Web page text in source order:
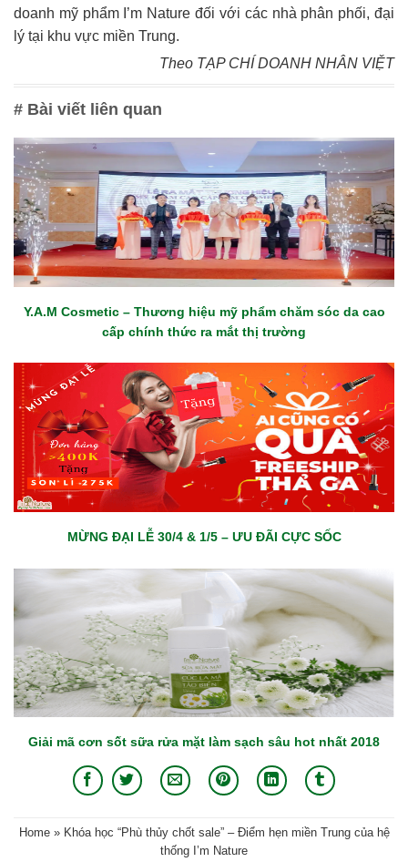
doanh mỹ phẩm I’m Nature đối với các nhà phân phối, đại
lý tại khu vực miền Trung.
Theo TẠP CHÍ DOANH NHÂN VIỆT
# Bài viết liên quan
Y.A.M Cosmetic – Thương hiệu mỹ phẩm chăm sóc da cao
cấp chính thức ra mắt thị trường
MỪNG ĐẠI LỄ 30/4 & 1/5 – ƯU ĐÃI CỰC SỐC
Giải mã cơn sốt sữa rửa mặt làm sạch sâu hot nhất 2018
Home» Khóa học “Phù thủy chốt sale” – Điểm hẹn miền Trung của hệ
thống I’m Nature